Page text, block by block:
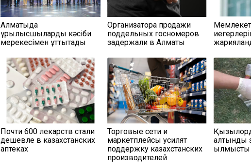
Алматыда
құрылысшыларды кәсіби
мерекесімен құттықтады
Организатора продажи
поддельных госномеров
задержали в Алматы
Почти 600 лекарств стали
дешевле в казахстанских
аптеках
Торговые сети и
маркетплейсы усилят
поддержку казахстанских
производителей
алтынды